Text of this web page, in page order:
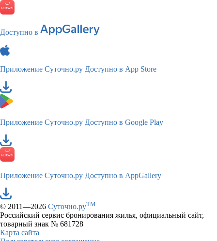
Доступно в
Приложение Суточно.ру Доступно в App Store
Приложение Суточно.ру Доступно в Google Play
Приложение Суточно.ру Доступно в AppGallery
© 2011—2026 Суточно.руTM
Российский сервис бронирования жилья, официальный сайт,
товарный знак № 681728
Карта сайта